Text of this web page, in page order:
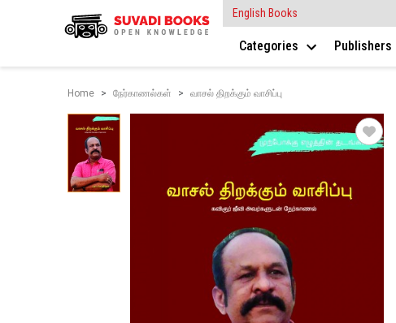
English Books
Categories Publishers
Home நேர்காணல்கள் வாசல் திறக்கும் வாசிப்பு